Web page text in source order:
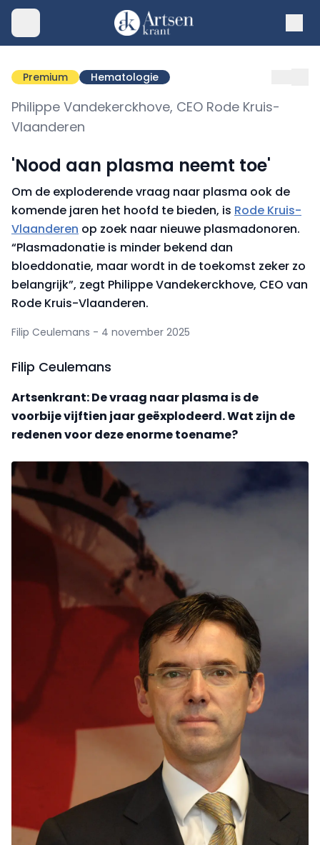
Premium Hematologie
Philippe Vandekerckhove, CEO Rode Kruis-
Vlaanderen
'Nood aan plasma neemt toe'
Om de exploderende vraag naar plasma ook de
komende jaren het hoofd te bieden, is Rode Kruis-
Vlaanderen op zoek naar nieuwe plasmadonoren.
“Plasmadonatie is minder bekend dan
bloeddonatie, maar wordt in de toekomst zeker zo
belangrijk”, zegt Philippe Vandekerckhove, CEO van
Rode Kruis-Vlaanderen.
Filip Ceulemans - 4 november 2025
Filip Ceulemans
Artsenkrant: De vraag naar plasma is de
voorbije vijftien jaar geëxplodeerd. Wat zijn de
redenen voor deze enorme toename?